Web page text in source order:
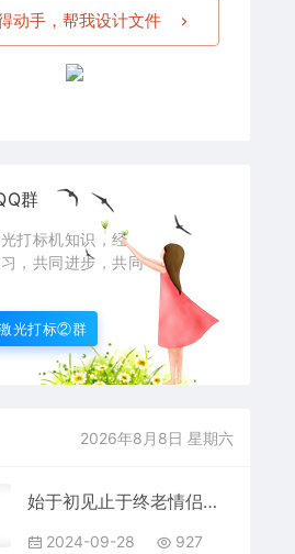
动手，帮我设计文件
群
打标机知识，经
，共同进步，共同
光打标②群
2026年8月8日 星期六
始于初见止于终老情侣组合模板AI8.0格式激光打标文件通用矢量图
2024-09-28 927